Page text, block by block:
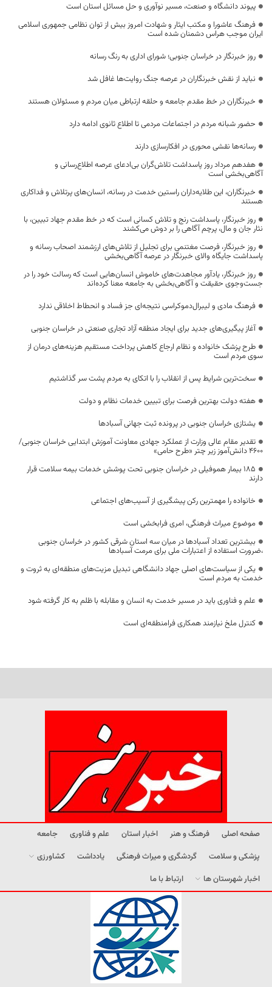
پیوند دانشگاه و صنعت، مسیر نوآوری و حل مسائل استان است
فرهنگ عاشورا و مکتب ایثار و شهادت امروز بیش از توان نظامی جمهوری اسلامی
ایران موجب هراس دشمنان شده است
روز خبرنگار در خراسان جنوبی؛ شورای اداری به رنگ رسانه
نباید از نقش خبرنگاران در عرصه جنگ روایت‌ها غافل شد
خبرنگاران در خط مقدم جامعه و حلقه ارتباطی میان مردم و مسئولان هستند
حضور شبانه مردم در اجتماعات مردمی تا اطلاع ثانوی ادامه دارد
رسانه‌ها نقشی محوری در افکارسازی دارند
هفدهم مرداد روز پاسداشت تلاش‌گران بی‌ادعای عرصه اطلاع‌رسانی و
آگاهی‌بخشی است
خبرنگاران، این طلایه‌داران راستین خدمت در رسانه، انسان‌های پرتلاش و فداکاری
هستند
روز خبرنگار، پاسداشت رنج و تلاش کسانی است که در خط مقدم جهاد تبیین، با
نثار جان و مال، پرچم آگاهی را بر دوش می‌کشند
روز خبرنگار، فرصت مغتنمی برای تجلیل از تلاش‌های ارزشمند اصحاب رسانه و
پاسداشت جایگاه والای خبرنگار در عرصه آگاهی‌بخشی
روز خبرنگار، یادآور مجاهدت‌های خاموش انسان‌هایی است که رسالت خود را در
جست‌وجوی حقیقت و آگاهی‌بخشی به جامعه معنا کرده‌اند
فرهنگ مادی و لیبرال‌دموکراسی نتیجه‌ای جز فساد و انحطاط اخلاقی ندارد
آغاز پیگیری‌های جدید برای ایجاد منطقه آزاد تجاری صنعتی در خراسان جنوبی
طرح پزشک خانواده و نظام ارجاع کاهش پرداخت مستقیم هزینه‌های درمان از
سوی مردم است
سخت‌ترین شرایط پس از انقلاب را با اتکای به مردم پشت سر گذاشتیم
هفته دولت بهترین فرصت برای تبیین خدمات نظام و دولت
یشتازی خراسان جنوبی در پرونده ثبت جهانی آسبادها
تقدیر مقام عالی وزارت از عملکرد جهادی معاونت آموزش ابتدایی خراسان جنوبی/
۴۶۰۰ دانش‌آموز زیر چتر «طرح حامی»
۱۸۵ بیمار هموفیلی در خراسان جنوبی تحت پوشش خدمات بیمه سلامت قرار
دارند
خانواده را مهمترین رکن پیشگیری از آسیب‌های اجتماعی
موضوع میراث فرهنگی، امری فرابخشی است
بیشترین تعداد آسبادها در میان سه استان شرقی کشور در خراسان جنوبی
،ضرورت استفاده از اعتبارات ملی برای مرمت آسبادها
یکی از سیاست‌های اصلی جهاد دانشگاهی تبدیل مزیت‌های منطقه‌ای به ثروت و
خدمت به مردم است
علم و فناوری باید در مسیر خدمت به انسان و مقابله با ظلم به کار گرفته شود
کنترل ملخ نیازمند همکاری فرامنطقه‌ای است
صفحه اصلی فرهنگ و هنر اخبار استان علم و فناوری
جامعه
پزشکی و سلامت
گردشگری و میراث فرهنگی یادداشت
کشاورزی
اخبار شهرستان ها
ارتباط با ما